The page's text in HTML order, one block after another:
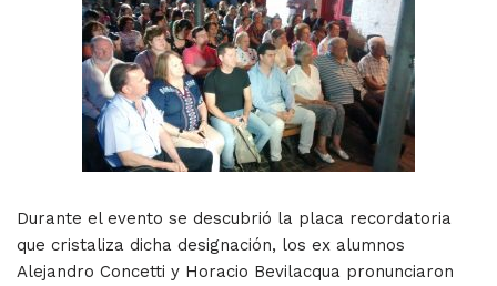
Durante el evento se descubrió la placa recordatoria
que cristaliza dicha designación, los ex alumnos
Alejandro Concetti y Horacio Bevilacqua pronunciaron